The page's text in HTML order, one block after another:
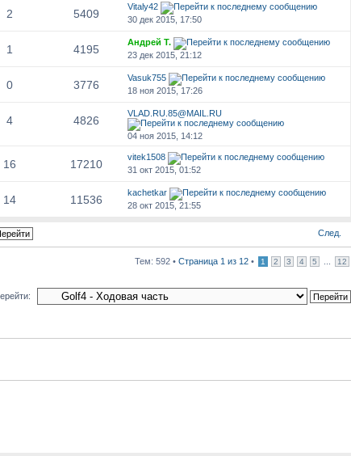
2 5409
Vitaly42
30 дек 2015, 17:50
1 4195
Андрей Т.
23 дек 2015, 21:12
0 3776
Vasuk755
18 ноя 2015, 17:26
4 4826
VLAD.RU.85@MAIL.RU
04 ноя 2015, 14:12
16 17210
vitek1508
31 окт 2015, 01:52
14 11536
kachetkar
28 окт 2015, 21:55
След.
Тем: 592 • Страница 1 из 12 • 1 2 3 4 5 12